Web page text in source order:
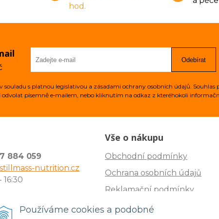
Používáme cookies a podobné
hod.
Odebírat
s platnou legislativou a zásadami ochrany osobních údajů.
písemně e‑mailem, nebo kliknutím na odkaz z kteréhokoli
884 059
nutrition.cz
16:30
Vše o nákupu
Obchodní podmínky
Ochrana osobních údajů
Reklamační podmínky
Ceník doručení